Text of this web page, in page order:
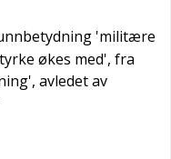
'militære
økes med', fra
', avledet av